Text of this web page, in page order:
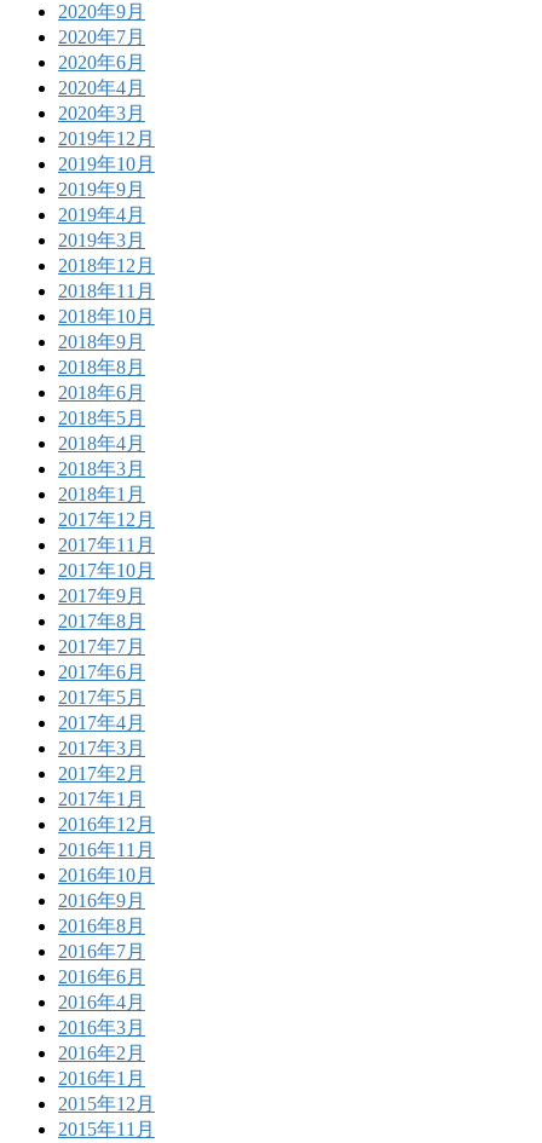
2020年9月
2020年7月
2020年6月
2020年4月
2020年3月
2019年12月
2019年10月
2019年9月
2019年4月
2019年3月
2018年12月
2018年11月
2018年10月
2018年9月
2018年8月
2018年6月
2018年5月
2018年4月
2018年3月
2018年1月
2017年12月
2017年11月
2017年10月
2017年9月
2017年8月
2017年7月
2017年6月
2017年5月
2017年4月
2017年3月
2017年2月
2017年1月
2016年12月
2016年11月
2016年10月
2016年9月
2016年8月
2016年7月
2016年6月
2016年4月
2016年3月
2016年2月
2016年1月
2015年12月
2015年11月